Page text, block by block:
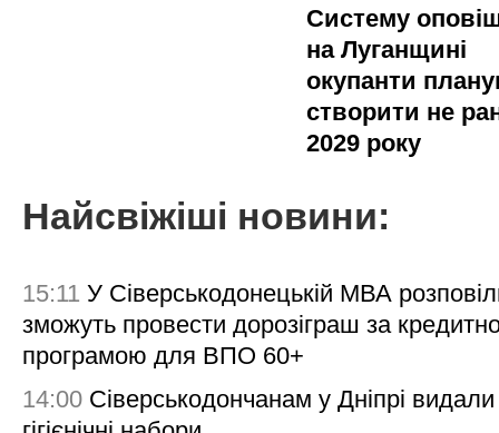
Систему
на Луганщині
окупанти
створити не
2029 року
Найсвіжіші новини:
15:11 У Сіверськодонецькій МВА
зможуть провести дорозіграш за
програмою для ВПО 60+
14:00 Сіверськодончанам у Дніпрі видали